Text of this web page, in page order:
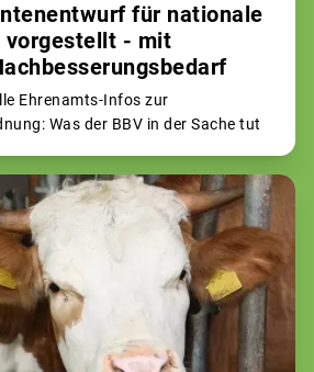
für nationale
vorgestellt - mit
Ehrenamts-Infos zur
Was der BBV in der Sache tut